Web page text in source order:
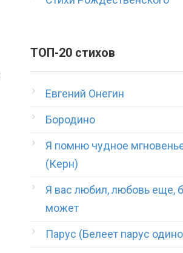
ТОП-20 стихов
Евгений Онегин
Бородино
Я помню чудное
(Керн)
Я вас любил, любовь еще,
может
Парус (Белеет парус